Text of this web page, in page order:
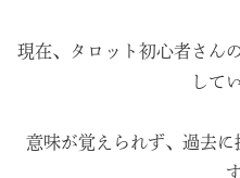
現在、タロット初心者さん
して
意味が覚えられず、過去